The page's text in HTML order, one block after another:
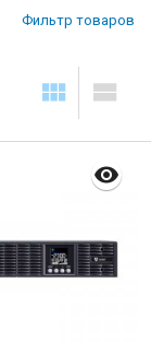
Фильтр товаров